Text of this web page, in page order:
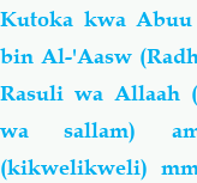
Kutoka kwa
bin Al-'Aasw
Rasuli wa Allaah
wa sallam)
(kikwelikweli)